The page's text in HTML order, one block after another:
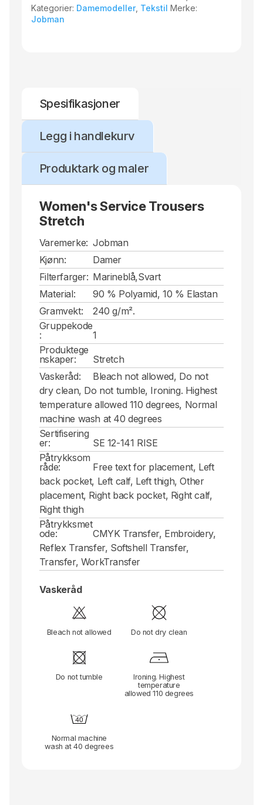
Kategorier: Damemodeller, Tekstil Merke:
Jobman
Spesifikasjoner
Legg i handlekurv
Produktark og maler
Women's Service Trousers
Stretch
Varemerke: Jobman
Kjønn:
Damer
Filterfarger: Marineblå,Svart
Material:
90 % Polyamid, 10 % Elastan
Gramvekt:
240 g/m².
Gruppekode
:
1
Produktege
nskaper:
Stretch
Vaskeråd:
Bleach not allowed, Do not
dry clean, Do not tumble, Ironing. Highest
temperature allowed 110 degrees, Normal
machine wash at 40 degrees
Sertifisering
er:
SE 12-141 RISE
Påtrykksom
råde:
Free text for placement, Left
back pocket, Left calf, Left thigh, Other
placement, Right back pocket, Right calf,
Right thigh
Påtrykksmet
ode:
CMYK Transfer, Embroidery,
Reflex Transfer, Softshell Transfer,
Transfer, WorkTransfer
Vaskeråd
Bleach not allowed Do not dry clean
Do not tumble
Ironing. Highest
temperature
allowed 110 degrees
Normal machine
wash at 40 degrees